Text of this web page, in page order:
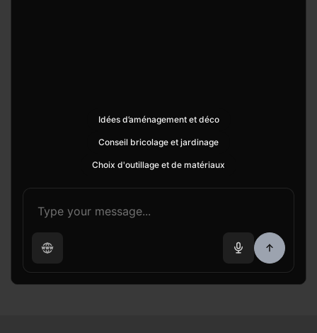
Idées d’aménagement et déco
Conseil bricolage et jardinage
Choix d'outillage et de matériaux